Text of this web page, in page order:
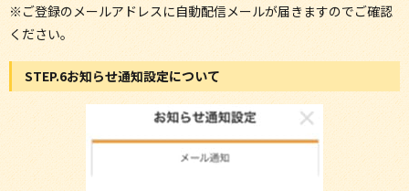
※ご登録のメールアドレスに自動配信メールが届きますのでご確認
ください。
STEP.6お知らせ通知設定について